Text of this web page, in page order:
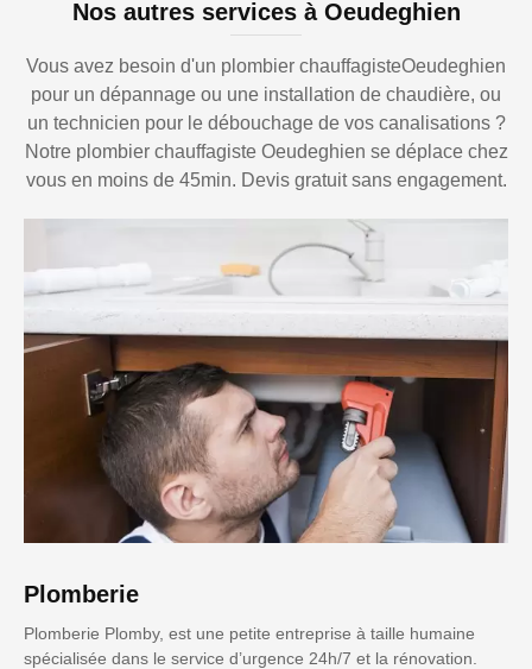
Nos autres services à Oeudeghien
Vous avez besoin d'un plombier chauffagisteOeudeghien
pour un dépannage ou une installation de chaudière, ou
un technicien pour le débouchage de vos canalisations ?
Notre plombier chauffagiste Oeudeghien se déplace chez
vous en moins de 45min. Devis gratuit sans engagement.
Plomberie
Plomberie Plomby, est une petite entreprise à taille humaine
spécialisée dans le service d’urgence 24h/7 et la rénovation.